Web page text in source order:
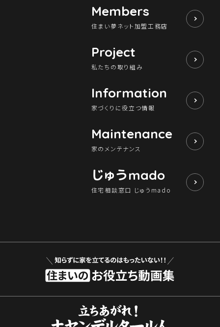
Members
住まい夢ネット加盟工務店
Project
私たちの取り組み
Information
家づくりに役立つ情報
Maintenance
家のメンテナンス
じゅうmado
住宅相談窓口 じゅうmado